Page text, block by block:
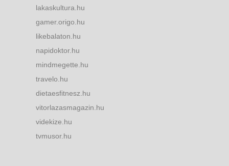
lakaskultura.hu
gamer.origo.hu
likebalaton.hu
napidoktor.hu
mindmegette.hu
travelo.hu
dietaesfitnesz.hu
vitorlazasmagazin.hu
videkize.hu
tvmusor.hu